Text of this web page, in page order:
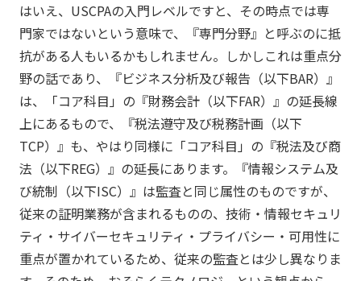
はいえ、USCPAの入門レベルですと、その時点では専
門家ではないという意味で、『専門分野』と呼ぶのに抵
抗がある人もいるかもしれません。しかしこれは重点分
野の話であり、『ビジネス分析及び報告（以下BAR）』
は、「コア科目」の『財務会計（以下FAR）』の延長線
上にあるもので、『税法遵守及び税務計画（以下
TCP）』も、やはり同様に「コア科目」の『税法及び商
法（以下REG）』の延長にあります。『情報システム及
び統制（以下ISC）』は監査と同じ属性のものですが、
従来の証明業務が含まれるものの、技術・情報セキュリ
ティ・サイバーセキュリティ・プライバシー・可用性に
重点が置かれているため、従来の監査とは少し異なりま